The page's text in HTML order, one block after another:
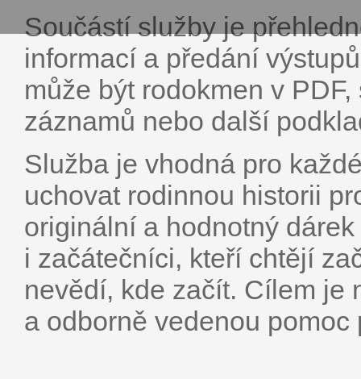
Součástí služby je
informací a předání
může být rodokmen v
záznamů nebo další
Služba je vhodná pro
uchovat rodinnou historii
originální a hodnotný
i začátečníci, kteří chtějí
nevědí, kde začít. Cílem je
a odborně vedenou